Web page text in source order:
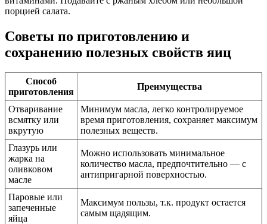
порцией салата.
Советы по приготовлению и
сохранению полезных свойств яиц
Способ
приготовления
Преимущества
Отваривание
всмятку или
вкрутую
Минимум масла, легко контролируемое
время приготовления, сохраняет максимум
полезных веществ.
Глазурь или
жарка на
оливковом
масле
Можно использовать минимальное
количество масла, предпочтительно — с
антипригарной поверхностью.
Паровые или
запеченные
яйца
Максимум пользы, т.к. продукт остается
самым щадящим.